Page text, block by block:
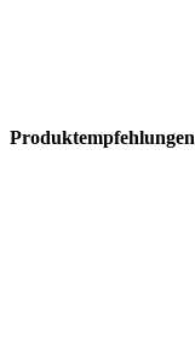
Produktempfehlungen